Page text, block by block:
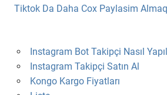
Tiktok Da Daha Cox Paylasim Almaq
Instagram Bot Takipçi Nasıl
Instagram Takipçi Satın Al
Kongo Kargo Fiyatları